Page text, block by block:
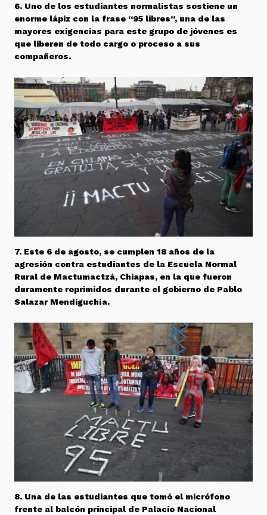
6. Uno de los estudiantes normalistas sostiene un
enorme lápiz con la frase “95 libres”, una de las
mayores exigencias para este grupo de jóvenes es
que liberen de todo cargo o proceso a sus
compañeros.
7. Este 6 de agosto, se cumplen 18 años de la
agresión contra estudiantes de la Escuela Normal
Rural de Mactumactzá, Chiapas, en la que fueron
duramente reprimidos durante el gobierno de Pablo
Salazar Mendiguchía.
8. Una de las estudiantes que tomó el micrófono
frente al balcón principal de Palacio Nacional